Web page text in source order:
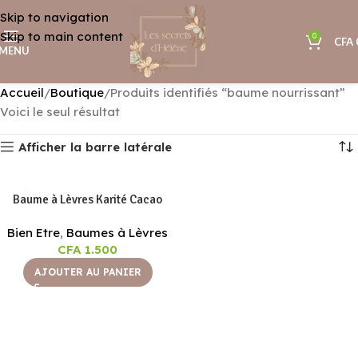
Skip to navigation
Skip to main content
0 CFA
Accueil Boutique Produits identifiés “baume nourrissant”
Voici le seul résultat
Afficher la barre latérale
Baume à Lèvres Karité Cacao
Bien Etre, Baumes à Lèvres
CFA1.500
AJOUTER AU PANIER